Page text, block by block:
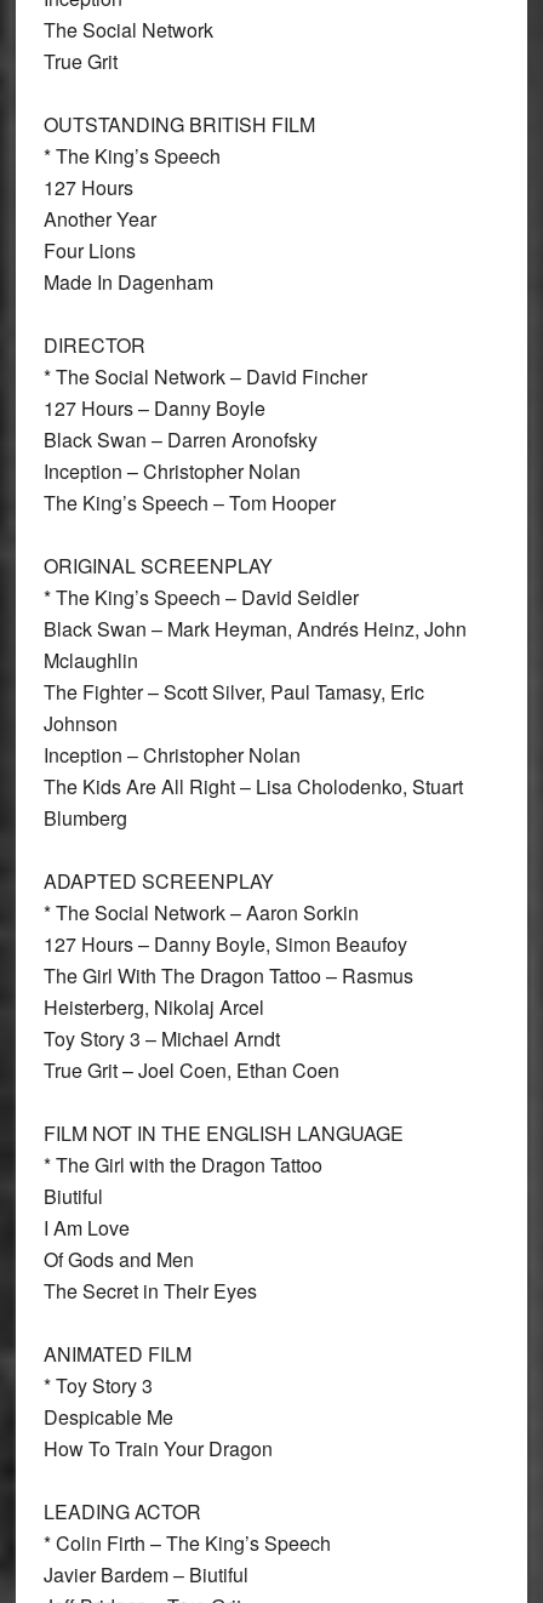
The Social Network
True Grit
OUTSTANDING BRITISH FILM
* The King’s Speech
127 Hours
Another Year
Four Lions
Made In Dagenham
DIRECTOR
* The Social Network – David Fincher
127 Hours – Danny Boyle
Black Swan – Darren Aronofsky
Inception – Christopher Nolan
The King’s Speech – Tom Hooper
ORIGINAL SCREENPLAY
* The King’s Speech – David Seidler
Black Swan – Mark Heyman, Andrés Heinz, John
Mclaughlin
The Fighter – Scott Silver, Paul Tamasy, Eric
Johnson
Inception – Christopher Nolan
The Kids Are All Right – Lisa Cholodenko, Stuart
Blumberg
ADAPTED SCREENPLAY
* The Social Network – Aaron Sorkin
127 Hours – Danny Boyle, Simon Beaufoy
The Girl With The Dragon Tattoo – Rasmus
Heisterberg, Nikolaj Arcel
Toy Story 3 – Michael Arndt
True Grit – Joel Coen, Ethan Coen
FILM NOT IN THE ENGLISH LANGUAGE
* The Girl with the Dragon Tattoo
Biutiful
I Am Love
Of Gods and Men
The Secret in Their Eyes
ANIMATED FILM
* Toy Story 3
Despicable Me
How To Train Your Dragon
LEADING ACTOR
* Colin Firth – The King’s Speech
Javier Bardem – Biutiful